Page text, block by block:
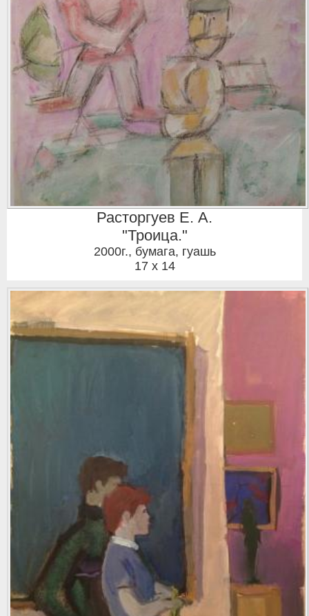
Расторгуев Е. А.
"Троица."
2000г., бумага, гуашь
17 x 14